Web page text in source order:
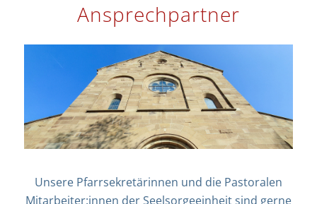
Ansprechpartner
Unsere Pfarrsekretärinnen und die Pastoralen
Mitarbeiter:innen der Seelsorgeeinheit sind gerne